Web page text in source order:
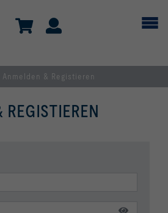
Anmelden & Registieren